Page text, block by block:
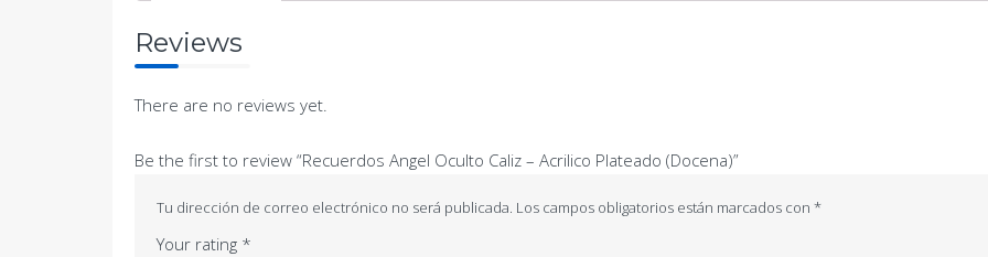
Reviews
There are no reviews yet.
Be the first to review “Recuerdos Angel Oculto Caliz – Acrilico Plateado (Docena)”
Tu dirección de correo electrónico no será publicada. Los campos obligatorios están marcados con *
Your rating *